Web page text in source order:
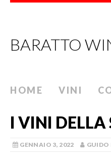
BARATTO
HOME VINI
I VINI DELLA
GENNAIO 3, 2022 GUIDO